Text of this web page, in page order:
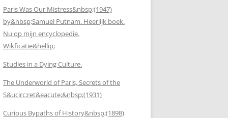
Paris Was Our Mistress&nbsp;(1947)
by&nbsp;Samuel Putnam. Heerlijk boek.
Nu op mijn encyclopedie.
Wikficatie&hellip;
Studies in a Dying Culture.
The Underworld of Paris, Secrets of the
S&ucirc;ret&eacute;&nbsp;(1931)
Curious Bypaths of History&nbsp;(1898)